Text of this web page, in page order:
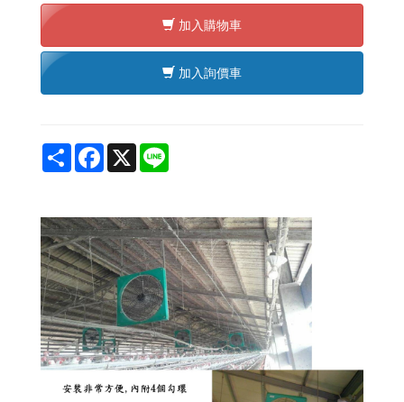
加入購物車
加入詢價車
Share Facebook
X